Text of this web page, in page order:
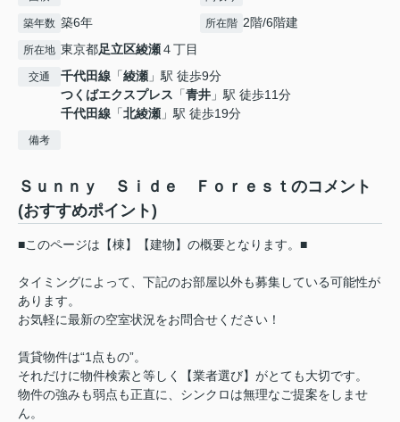
築年数 築6年 所在階 2階/6階建
所在地 東京都足立区綾瀬４丁目
交通 千代田線 「綾瀬 」駅 徒歩9分
つくばエクスプレス 「青井 」駅 徒歩11分
千代田線 「北綾瀬 」駅 徒歩19分
備考
Ｓｕｎｎｙ Ｓｉｄｅ Ｆｏｒｅｓｔのコメント
(おすすめポイント)
■このページは【棟】【建物】の概要となります。■
タイミングによって、下記のお部屋以外も募集している可能性が
あります。
お気軽に最新の空室状況をお問合せください！
賃貸物件は“1点もの”。
それだけに物件検索と等しく【業者選び】がとても大切です。
物件の強みも弱点も正直に、シンクロは無理なご提案をしませ
ん。